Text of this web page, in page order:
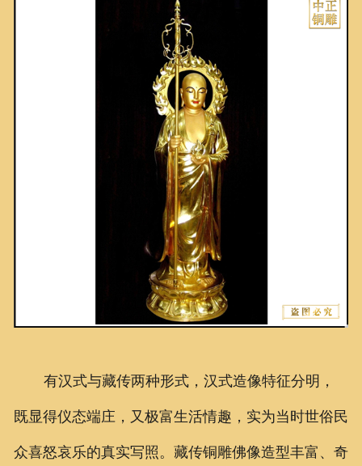
有汉式与藏传两种形式，汉式造像特征分明，
既显得仪态端庄，又极富生活情趣，实为当时世俗民
众喜怒哀乐的真实写照。藏传铜雕佛像造型丰富、奇